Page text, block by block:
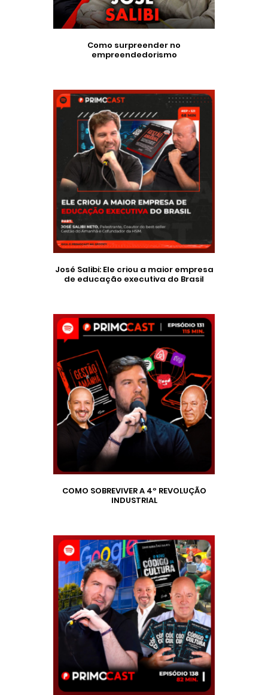
Como surpreender no
empreendedorismo
José Salibi: Ele criou a maior empresa
de educação executiva do Brasil
COMO SOBREVIVER A 4º REVOLUÇÃO
INDUSTRIAL